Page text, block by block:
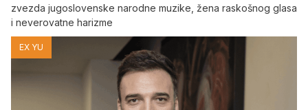
zvezda jugoslovenske narodne muzike, žena raskošnog glasa
i neverovatne harizme
EX YU